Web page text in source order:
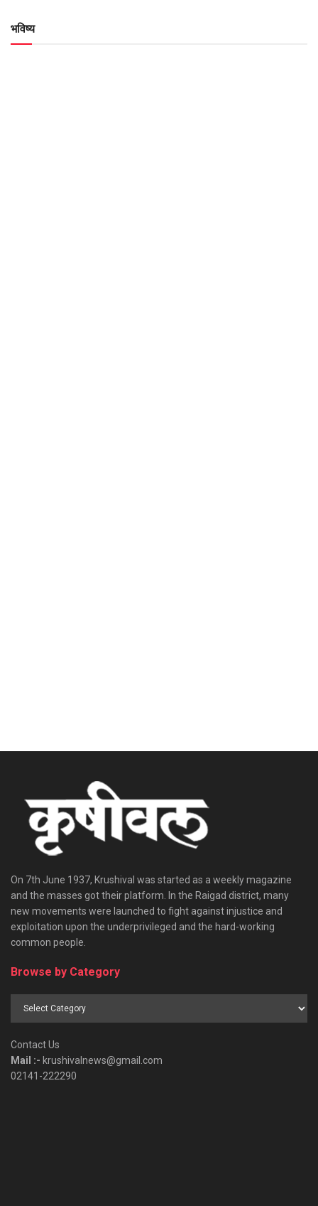
भविष्य
On 7th June 1937, Krushival was started as a weekly magazine
and the masses got their platform. In the Raigad district, many
new movements were launched to fight against injustice and
exploitation upon the underprivileged and the hard-working
common people.
Browse by Category
Browse
Contact Us
Mail :- krushivalnews@gmail.com
02141-222290